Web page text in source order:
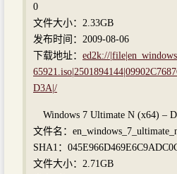
0
文件大小：2.33GB
发布时间：2009-08-06
下载地址： ed2k://
D3A|/
Windows 7 Ultimate N (x64) –
文件名：
SHA1：
文件大小：2.71GB